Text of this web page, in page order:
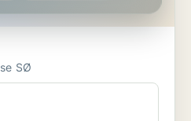
SØ